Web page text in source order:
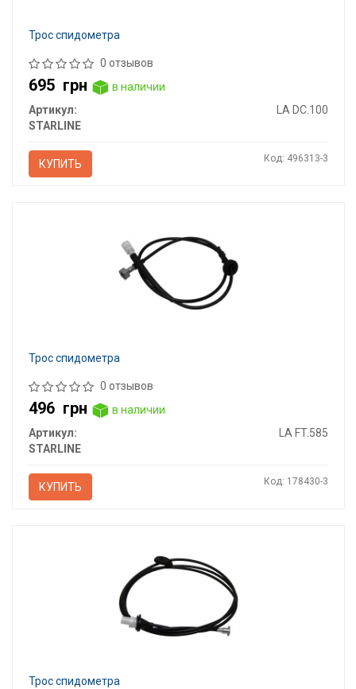
Трос спидометра
0 отзывов
695 грн
в наличии
Артикул:
LA DC.100
STARLINE
КУПИТЬ Код: 496313-3
Трос спидометра
0 отзывов
496 грн
в наличии
Артикул:
LA FT.585
STARLINE
КУПИТЬ Код: 178430-3
Трос спидометра